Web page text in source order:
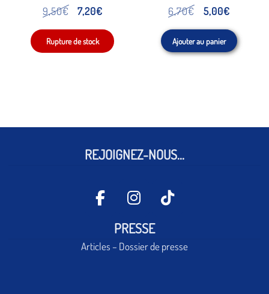
9,50€
Le
prix
initial
7,20€
prix
actuel
6,70€
Le
prix
initial
était :
5,00€Le
prix
actuel
est :
Ajouter au panier
REJOIGNEZ-NOUS...
PRESSE
Articles – Dossier de presse